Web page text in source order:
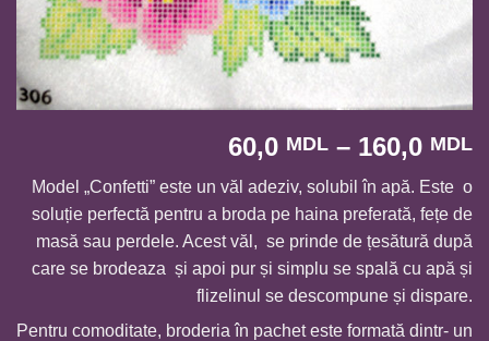
60,0 MDL – 160,0 MDL
Model „Confetti” este un văl adeziv, solubil în apă. Este o
soluție perfectă pentru a broda pe haina preferată, fețe de
masă sau perdele. Acest văl, se prinde de țesătură după
care se brodeaza și apoi pur și simplu se spală cu apă și
flizelinul se descompune și dispare.
Pentru comoditate, broderia în pachet este formată dintr- un